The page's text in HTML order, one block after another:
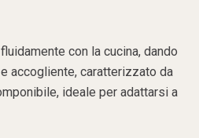
con la cucina, dando
accogliente, caratterizzato da
ideale per adattarsi a